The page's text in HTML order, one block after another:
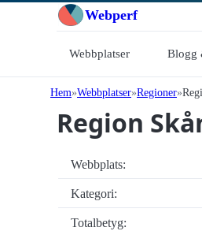
Webperf
Webbplatser Blogg
Hem Webbplatser Regioner
Region
Webbplats:
Kategori:
Totalbetyg: